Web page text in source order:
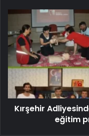
Kırşehir
eğitim